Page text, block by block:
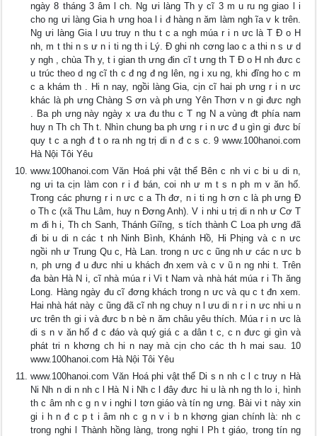
ngày 8 tháng 3 âm l ch. Ng ưi làng Th y cĩ 3 m u ru ng giao l i
cho ng ưi làng Gia h ưng hoa l i đ hàng n ăm làm ngh ĩa v k trên.
Ng ưi làng Gia l ưu truy n thu t c a ngh múa r i n ưc là T Đ o H
nh, m t thi n s ư n i ti ng th i Lý. Đ ghi nh cơng lao c a thi n s ư d
y ngh , chùa Th y, t i gian th ưng đin cĩ t ưng th T Đ o H nh đưc c
u trúc theo d ng cĩ th c đ ng đ ng lên, ng i xu ng, khi đĩng ho c m
c a khám th . Hi n nay, ngồi làng Gia, cịn cĩ hai ph ưng r i n ưc
khác là ph ưng Chàng S ơn và ph ưng Yên Thơn v n gi đưc ngh
. Ba ph ưng này ngày x ưa đu thu c T ng N a vùng đt phía nam
huy n Th ch Th t. Nhìn chung ba ph ưng r i n ưc đ u gìn gi đưc bí
quy t c a ngh đ t o ra nh ng trị di n đ c s c. 9 www.100hanoi.com
Hà Nội Tôi Yêu
www.100hanoi.com Văn Hoá phi vật thể Bên c nh vi c bi u di n,
ng ưi ta cịn làm con r i đ bán, coi nh ư m t s n ph m v ăn hố.
Trong các phưng r i n ưc c a Th đơ, n i ti ng h ơn c là ph ưng Đ
o Th c (xã Thu Lâm, huy n Đơng Anh). V i nhi u trị di n nh ư Cơ T
m đi h i, Th ch Sanh, Thánh Giĩng, s tích thành C Loa ph ưng đã
đi bi u di n các t nh Ninh Bình, Khánh Hồ, Hi Phịng và c n ưc
ngồi nh ư Trung Qu c, Hà Lan. trong n ưc c ũng nh ư các n ưc b
n, ph ưng đ u đưc nhi u khách đn xem và c v ũ n ng nhi t. Trên
đa bàn Hà N i, cĩ nhà múa r i Vi t Nam và nhà hát múa r i Th ăng
Long. Hàng ngày đu cĩ đơng khách trong n ưc và qu c t đn xem.
Hai nhà hát này c ũng đã cĩ nh ng chuy n l ưu di n r i n ưc nhi u n
ưc trên th gi i và đưc b n bè n ăm châu yêu thích. Múa r i n ưc là
di s n v ăn hố đ c đáo và quý giá c a dân t c, c n đưc gi gìn và
phát tri n khơng ch hi n nay mà cịn cho các th h mai sau. 10
www.100hanoi.com Hà Nội Tôi Yêu
www.100hanoi.com Văn Hoá phi vật thể Di s n nh c l c truy n Hà
Ni Nh n di n nh c l Hà N i Nh c l đây đưc hi u là nh ng th lo i, hình
th c âm nh c g n v i nghi l tơn giáo và tín ng ưng. Bài vi t này xin
gi i h n đ c p t i âm nh c g n v i b n khơng gian chính là: nh c
trong nghi l Thành hồng làng, trong nghi l Ph t giáo, trong tín ng